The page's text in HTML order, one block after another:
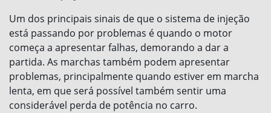
Um dos principais sinais de que o sistema de injeção
está passando por problemas é quando o motor
começa a apresentar falhas, demorando a dar a
partida. As marchas também podem apresentar
problemas, principalmente quando estiver em marcha
lenta, em que será possível também sentir uma
considerável perda de potência no carro.